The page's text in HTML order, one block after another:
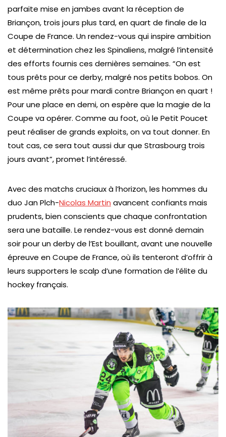
parfaite mise en jambes avant la réception de
Briançon, trois jours plus tard, en quart de finale de la
Coupe de France. Un rendez-vous qui inspire ambition
et détermination chez les Spinaliens, malgré l’intensité
des efforts fournis ces dernières semaines. “On est
tous prêts pour ce derby, malgré nos petits bobos. On
est même prêts pour mardi contre Briançon en quart !
Pour une place en demi, on espère que la magie de la
Coupe va opérer. Comme au foot, où le Petit Poucet
peut réaliser de grands exploits, on va tout donner. En
tout cas, ce sera tout aussi dur que Strasbourg trois
jours avant”, promet l’intéressé.
Avec des matchs cruciaux à l’horizon, les hommes du
duo Jan Plch-Nicolas Martin avancent confiants mais
prudents, bien conscients que chaque confrontation
sera une bataille. Le rendez-vous est donné demain
soir pour un derby de l’Est bouillant, avant une nouvelle
épreuve en Coupe de France, où ils tenteront d’offrir à
leurs supporters le scalp d’une formation de l’élite du
hockey français.